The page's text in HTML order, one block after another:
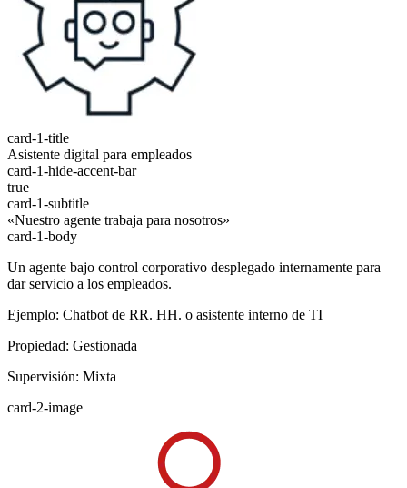
card-1-title
Asistente digital para empleados
card-1-hide-accent-bar
true
card-1-subtitle
«Nuestro agente trabaja para nosotros»
card-1-body
Un agente bajo control corporativo desplegado internamente para
dar servicio a los empleados.
Ejemplo: Chatbot de RR. HH. o asistente interno de TI
Propiedad: Gestionada
Supervisión: Mixta
card-2-image